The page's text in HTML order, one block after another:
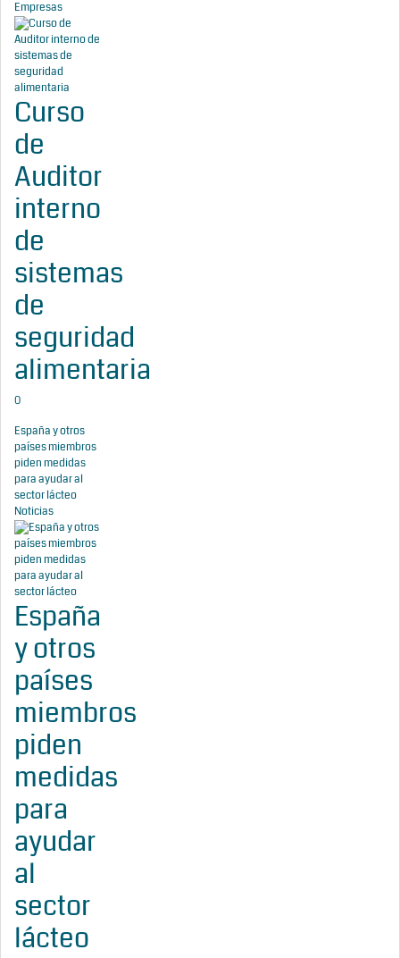
Empresas
Curso
de
Auditor
interno
de
sistemas
de
seguridad
alimentaria
0
España y otros
países miembros
piden medidas
para ayudar al
sector lácteo
Noticias
España
y otros
países
miembros
piden
medidas
para
ayudar
al
sector
lácteo